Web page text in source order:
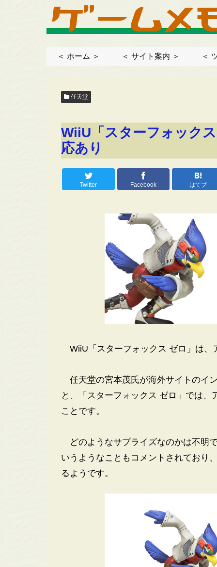
＜ ホーム ＞ ＜ サイト案内 ＞ ＜
任天堂
WiiU「スターフォック
応あり
Twitter Facebook はてブ
WiiU「スターフォックス ゼロ」は、
任天堂の宮本茂氏が海外サイトのイ
と、「スターフォックス ゼロ」では
ことです。
どのようなサプライズなのかは不明
いうようなこともコメントされており
るようです。